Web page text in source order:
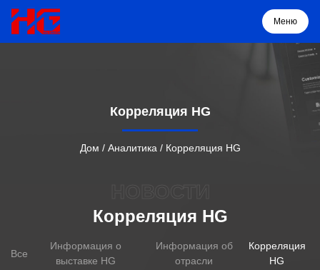
Меню
О нас
Решение
Корреляция HG
Дом / Аналитика / Корреляция HG
Корреляция HG
Все
Информация о
выставке HG
Информация об
отрасли
Корреляция
HG